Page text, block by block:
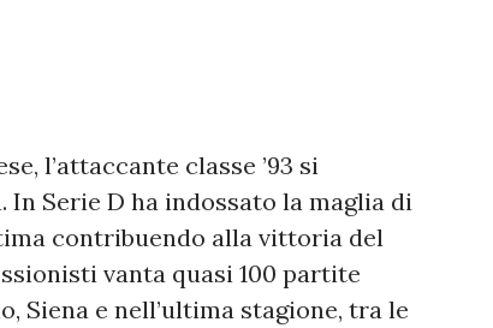
l’attaccante classe ’93 si
Serie D ha indossato la maglia di
contribuendo alla vittoria del
vanta quasi 100 partite
Siena e nell’ultima stagione, tra le